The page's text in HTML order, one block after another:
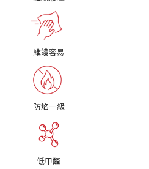
維護容易
防焰一級
低甲醛